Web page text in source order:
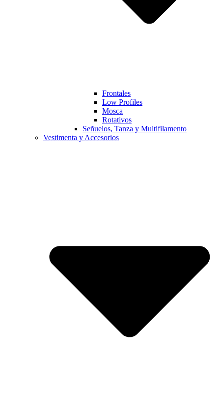
Frontales
Low Profiles
Mosca
Rotativos
Señuelos, Tanza y Multifilamento
Vestimenta y Accesorios